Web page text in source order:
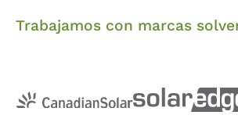
Trabajamos con marcas